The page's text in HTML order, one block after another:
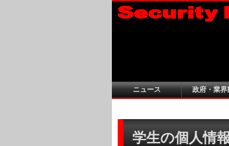
ニュース 政府・業界
学生の個人情